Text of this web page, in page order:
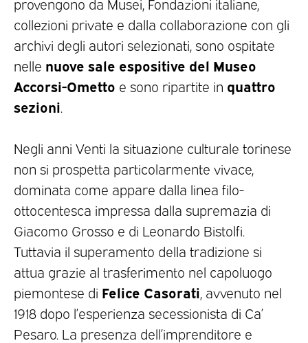
collezioni private e dalla collaborazione con gli
archivi degli autori selezionati, sono ospitate
nelle nuove sale espositive del Museo
Accorsi-Ometto e sono ripartite in quattro
sezioni
Negli anni Venti la situazione culturale torinese
non si prospetta particolarmente vivace,
dominata come appare dalla linea filo-
ottocentesca impressa dalla supremazia di
Giacomo Grosso e di Leonardo Bistolfi.
Tuttavia il superamento della tradizione si
attua grazie al trasferimento nel capoluogo
piemontese di Felice Casorati , avvenuto nel
1918 dopo l’esperienza secessionista di Ca’
Pesaro. La presenza dell’imprenditore e